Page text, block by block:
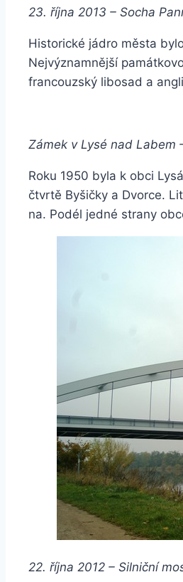
23. října 2013 – Socha
Historické jádro města
Nejvýznamnější
francouzský libosad a
Zámek v Lysé nad Labem
Roku 1950 byla k obci
čtvrtě Byšičky a Dvorce.
na. Podél jedné strany
22. října 2012 – Silniční